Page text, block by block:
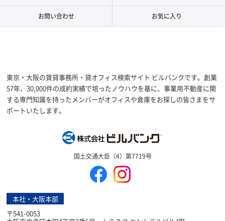
お問い合わせ お気に入り
東京・大阪の賃貸事務所・貸オフィス検索サイト ビルバンクです。創業
57年、30,000件の成約実績で培ったノウハウを基に、事業用不動産に関
する専門知識を持ったメンバーがオフィスや倉庫をお探しの皆さまをサ
ポートいたします。
国土交通大臣（4）第7719号
本社・大阪本部
〒541-0053